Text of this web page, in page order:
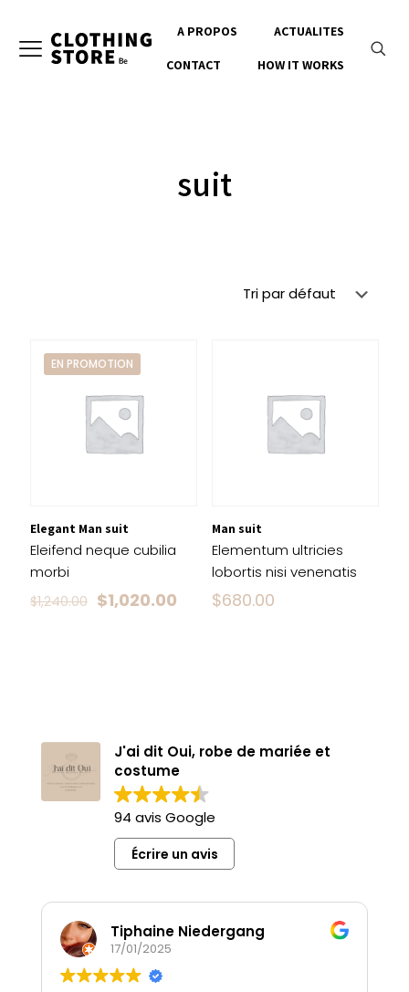
A PROPOS ACTUALITES
CONTACT HOW IT WORKS
suit
EN PROMOTION
Elegant Man suit
Eleifend neque cubilia
morbi
$1,240.00 Le
$1,020.00
Man suit
Elementum ultricies
lobortis nisi venenatis
$680.00
J'ai dit Oui, robe de mariée et
costume
94 avis Google
Écrire un avis
Tiphaine Niedergang
17/01/2025